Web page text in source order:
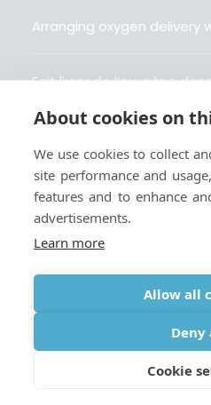
Arranging oxygen delivery
Fait livrer de l’oxygène
Gestiona la entrega de
mundo
Terms
© 2026 Oxygen
About cookies on
We use cookies to collect
site performance and
features and to enhance
advertisements.
Learn more
Allow all
Deny
Cookie